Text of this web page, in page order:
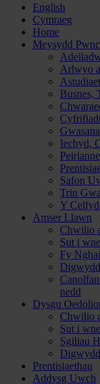
English
Cymraeg
Home
Meysydd Pwnc
Arlwyo
Busnes,
Iechyd,
Safon
Trin
Y
Amser Llawn
Chwilio
Sut i
Fy
nedd
Dysgu
Chwilio
Sut i
Sgiliau
Prentisiaethau
Addysg Uwch